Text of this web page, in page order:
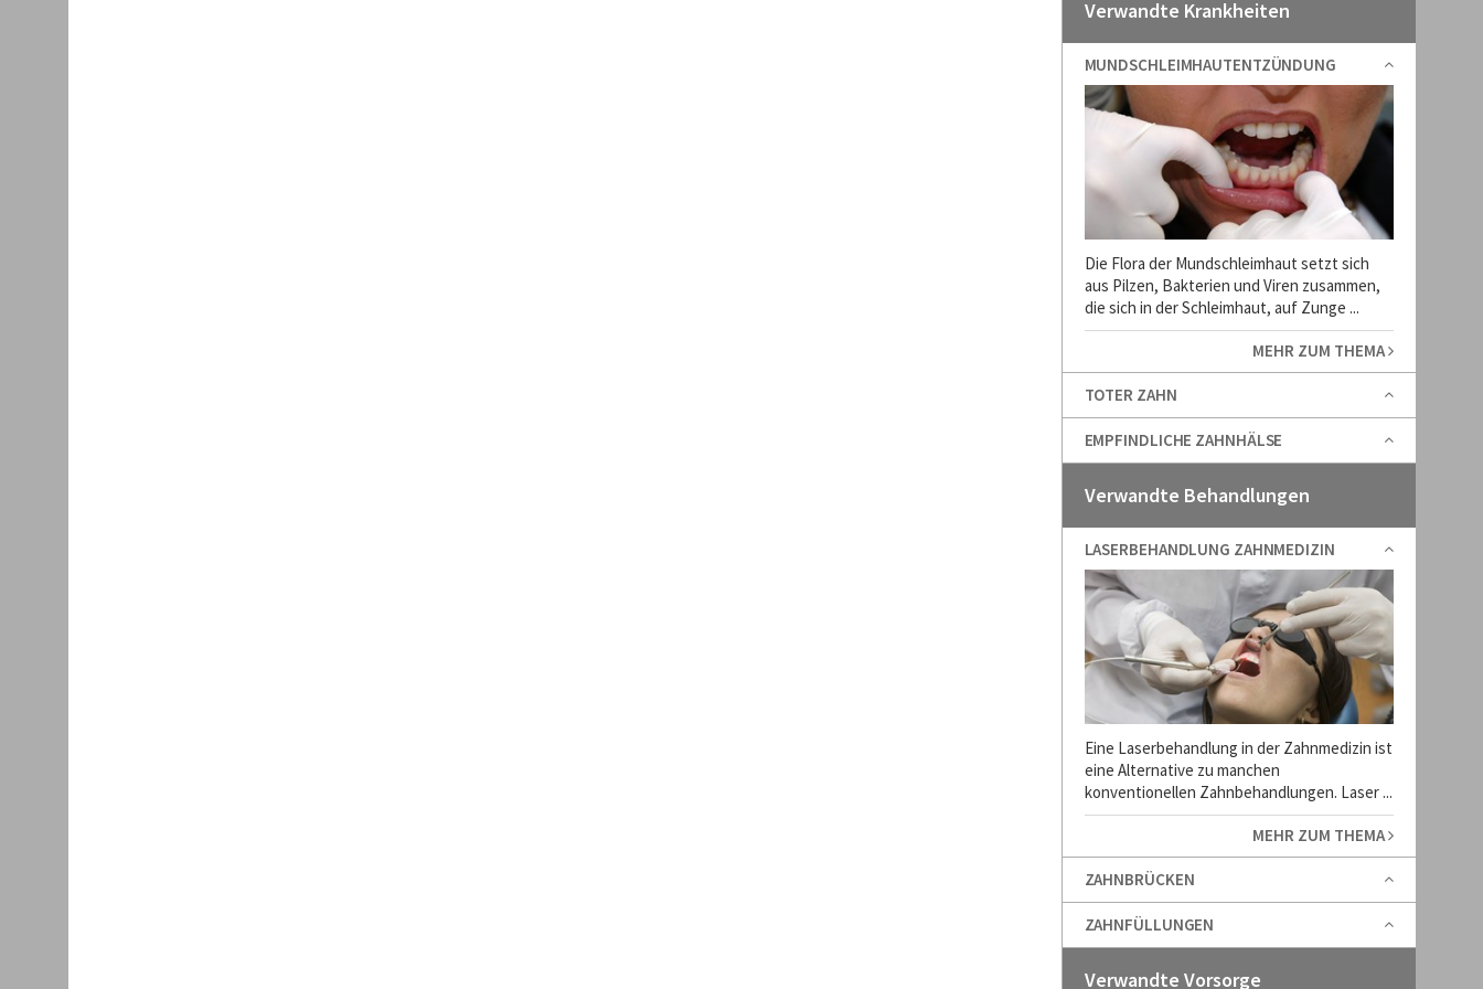
Verwandte Krankheiten
MUNDSCHLEIMHAUTENTZÜNDUNG
Die Flora der Mundschleimhaut setzt sich
aus Pilzen, Bakterien und Viren zusammen,
die sich in der Schleimhaut, auf Zunge ...
MEHR ZUM THEMA
TOTER ZAHN
EMPFINDLICHE ZAHNHÄLSE
Verwandte Behandlungen
LASERBEHANDLUNG ZAHNMEDIZIN
Eine Laserbehandlung in der Zahnmedizin ist
eine Alternative zu manchen
konventionellen Zahnbehandlungen. Laser ...
MEHR ZUM THEMA
ZAHNBRÜCKEN
ZAHNFÜLLUNGEN
Verwandte Vorsorge